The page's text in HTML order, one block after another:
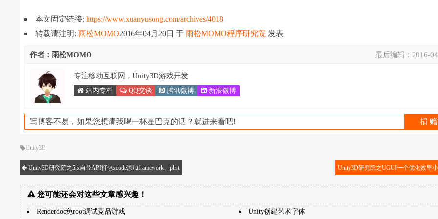
本文固定链接:https://www.xuanyusong.com/archives/4018
转载请注明:雨松MOMO2016年04月20日于雨松MOMO程序研究院 发表
最后编辑： 2016-
作者：雨松MOMO
专注移动互联网，Unity3D游戏开发
站内专栏 QQ交谈 腾讯微博 新浪微博
捐 赠
写博客不易，如果您想请我喝一杯星巴克的话？就进来看吧!
Unity3D
Unity3D研究院之5.x自带API打包xcode添加framework、plist Unity3D研究院之UGUI一个优化效率
您可能还会对这些文章感兴趣！
Renderdoc免root调试竞品游戏 Unity创建艺术字体